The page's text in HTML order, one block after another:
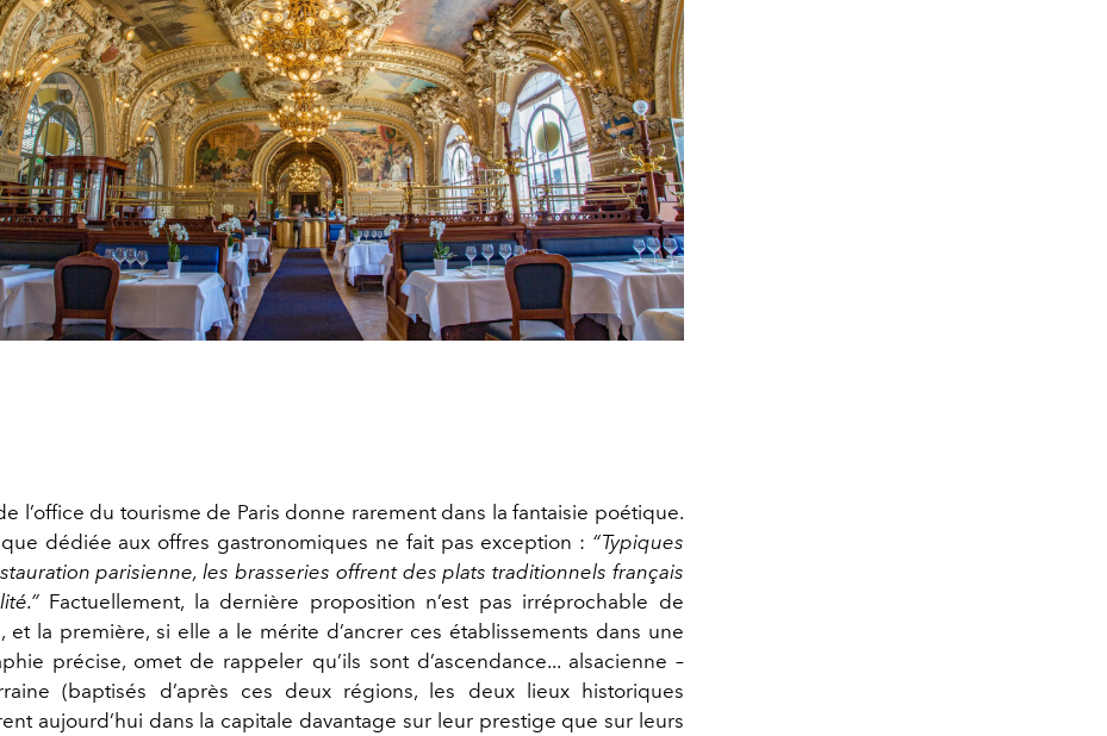
l’office du tourisme de Paris donne rarement dans la fantaisie poétique.
dédiée aux offres gastronomiques ne fait pas exception : “Typiques
parisienne, les brasseries offrent des plats traditionnels français
Factuellement, la dernière proposition n’est pas irréprochable de
et la première, si elle a le mérite d’ancrer ces établissements dans une
précise, omet de rappeler qu’ils sont d’ascendance... alsacienne –
(baptisés d’après ces deux régions, les deux lieux historiques
aujourd’hui dans la capitale davantage sur leur prestige que sur leurs